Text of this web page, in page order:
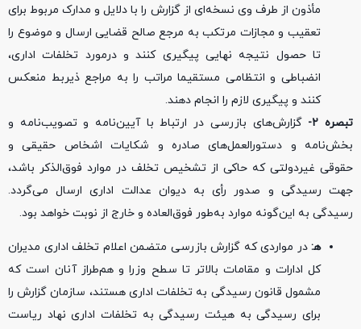
مأذون از طرف وی نسخه‌ای از گزارش را با دلایل و مدارک مربوط برای
تعقیب و مجازات مرتکب به مرجع صالح قضایی ارسال و موضوع را
تا حصول نتیجه نهایی پیگیری کنند و درمورد تخلفات اداری،
انضباطی و انتظامی مستقیما مراتب را به مراجع ذیربط منعکس
کنند و پیگیری لازم را انجام دهند.
تبصره ۲-
گزارش‌های بازرسی در ارتباط با آیین‌نامه و تصویب‌نامه و
بخش‌نامه و دستورالعمل‌های صادره و شکایات اشخاص حقیقی و
حقوقی غیردولتی که حاکی از تشخیص تخلف در موارد فوق‌الذکر باشد،
جهت رسیدگی و صدور رأی به دیوان عدالت اداری ارسال می‌گردد.
رسیدگی به این‌گونه موارد به‌طور فوق‌العاده و خارج از نوبت خواهد بود.
ﻫ: در مواردی که گزارش بازرسی متضمن اعلام تخلف اداری مدیران
کل ادارات و مقامات بالاتر تا سطح وزرا و هم‌طراز آنان است که
مشمول قانون رسیدگی به تخلفات اداری هستند، سازمان گزارش را
برای رسیدگی به هیئت رسیدگی به تخلفات اداری نهاد ریاست